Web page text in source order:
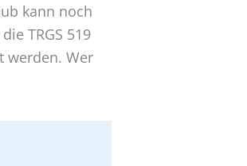
kann noch
TRGS 519
werden. Wer